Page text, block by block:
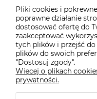
Andrzelina:+48 733
Dział Hurtowy:
Jarek P.:+48 533 736
Łukasz:+48 791 217 333
Pliki cookies i
poprawne działanie
dostosować ofertę do
zaakceptować
tych plików i przejść
plików do swoich
"Dostosuj zgody".
Więcej o plikach
prywatności.